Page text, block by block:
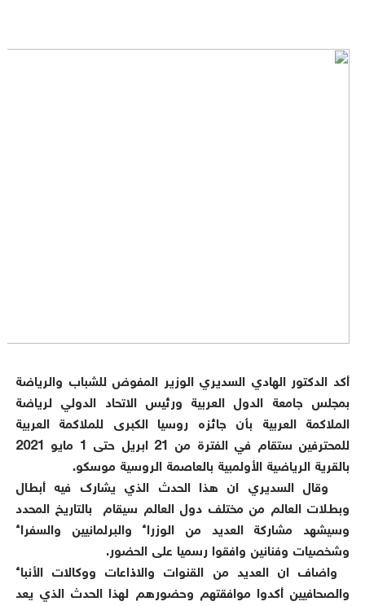
أكد الدكتور الهادي السديري الوزير المفوض للشباب والرياضة
بمجلس جامعة الدول العربية ورئيس الاتحاد الدولي لرياضة
الملاكمة العربية بأن جائزه روسيا الكبرى للملاكمة العربية
للمحترفين ستقام في الفترة من 21 ابريل حتى 1 مايو 2021
بالقرية الرياضية الأولمبية بالعاصمة الروسية موسكو.
وقال السديري ان هذا الحدث الذي يشارك فيه أبطال
وبطلات العالم من مختلف دول العالم سيقام بالتاريخ المحدد
وسيشهد مشاركة العديد من الوزراء والبرلمانيين والسفراء
وشخصيات وفنانين وافقوا رسميا على الحضور.
واضاف ان العديد من القنوات والاذاعات ووكالات الأنباء
والصحافيين أكدوا موافقتهم وحضورهم لهذا الحدث الذي يعد